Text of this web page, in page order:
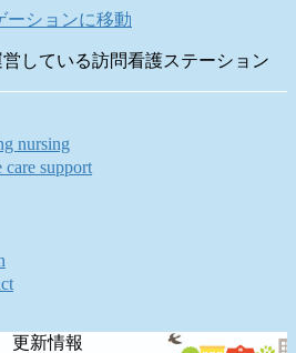
ーションに移動
している訪問看護ステーション
nursing
care support
更新情報